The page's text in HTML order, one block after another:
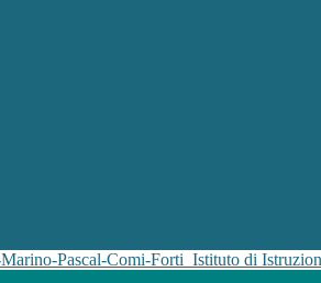
Pascal-Comi-Forti Istituto di